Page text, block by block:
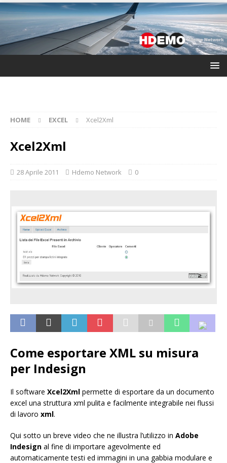
HOME EXCEL Xcel2Xml
Xcel2Xml
28 Aprile 2011 Hdemo Network 0
Come esportare XML su misura
per Indesign
Il software Xcel2Xml permette di esportare da un documento
excel una struttura xml pulita e facilmente integrabile nei flussi
di lavoro xml.
Qui sotto un breve video che ne illustra l’utilizzo in Adobe
Indesign al fine di importare agevolmente ed
automaticamente testi ed immagini in una gabbia modulare e